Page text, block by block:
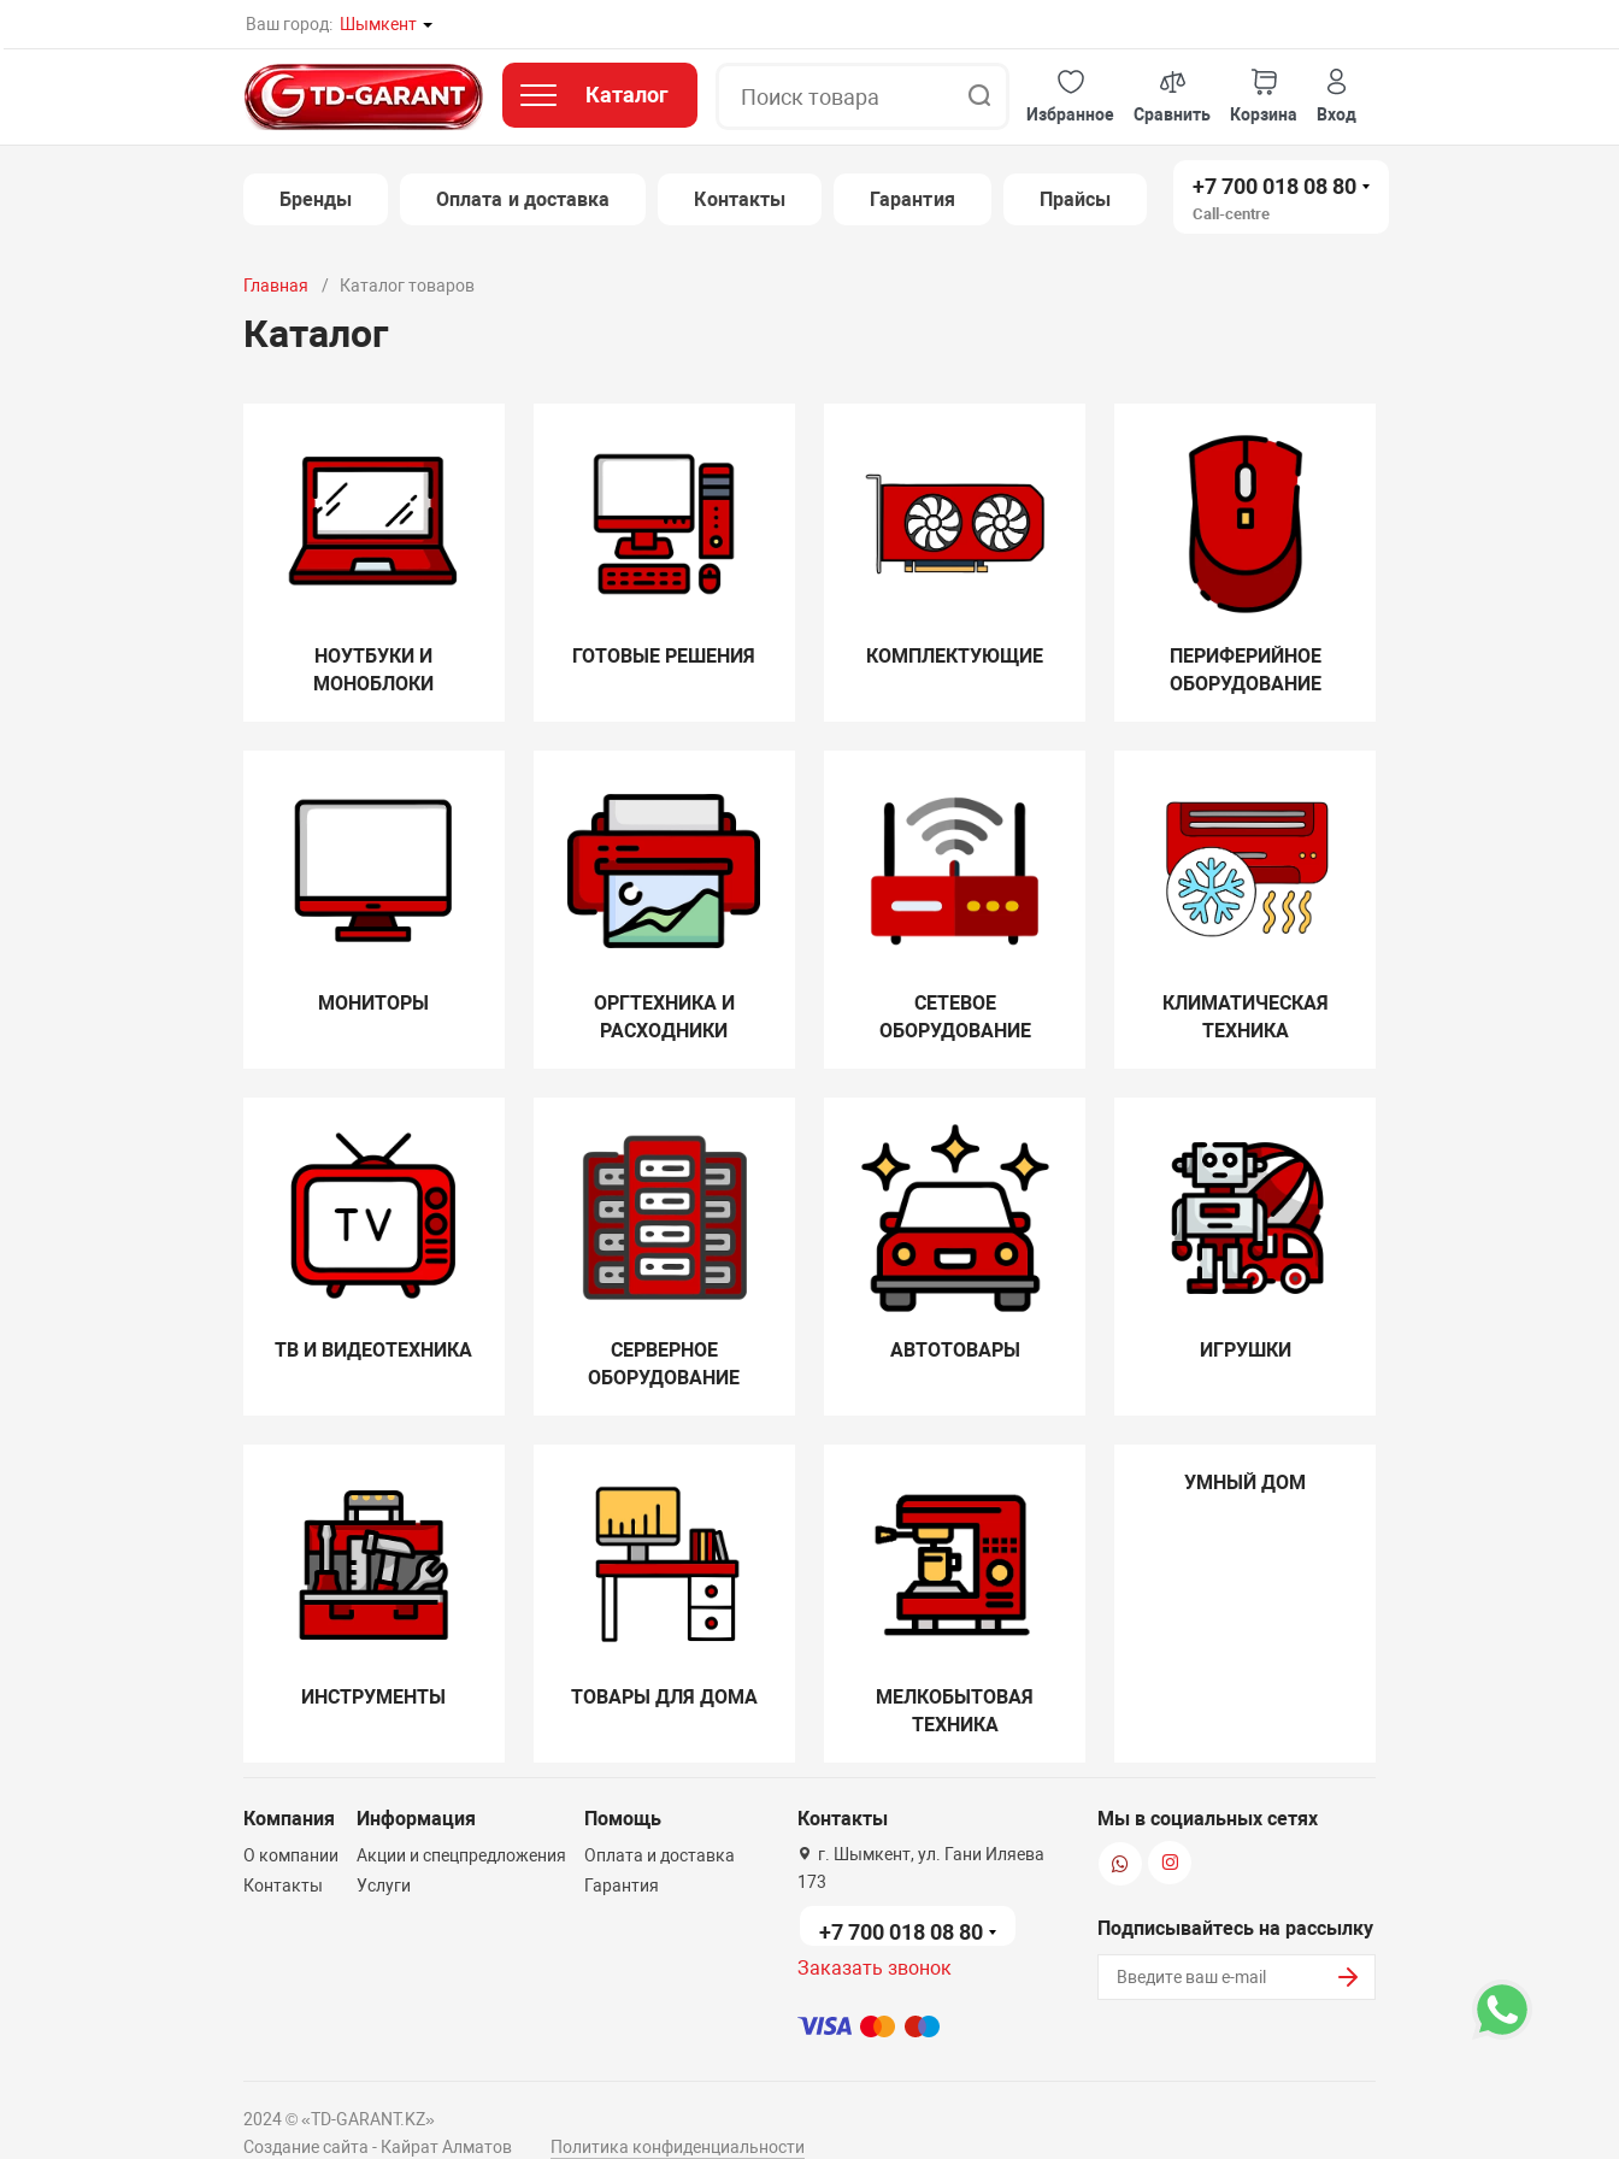
Ваш город: Шымкент
Каталог
Избранное
Сравнить Корзина Вход
Бренды Оплата и доставка Контакты Гарантия Прайсы
+7 700 018 08 80
Call-centre
Главная Каталог товаров
Каталог
НОУТБУКИ И
МОНОБЛОКИ
ГОТОВЫЕ РЕШЕНИЯ КОМПЛЕКТУЮЩИЕ
ПЕРИФЕРИЙНОЕ
ОБОРУДОВАНИЕ
МОНИТОРЫ
ОРГТЕХНИКА И
РАСХОДНИКИ
СЕТЕВОЕ
ОБОРУДОВАНИЕ
КЛИМАТИЧЕСКАЯ
ТЕХНИКА
ТВ И ВИДЕОТЕХНИКА
СЕРВЕРНОЕ
ОБОРУДОВАНИЕ
АВТОТОВАРЫ ИГРУШКИ
ИНСТРУМЕНТЫ ТОВАРЫ ДЛЯ ДОМА
МЕЛКОБЫТОВАЯ
ТЕХНИКА
УМНЫЙ ДОМ
Компания
О компании
Контакты
Информация
Акции и спецпредложения
Услуги
Помощь
Оплата и доставка
Гарантия
Контакты
г. Шымкент, ул. Гани Иляева
173
+7 700 018 08 80
Заказать звонок
Мы в социальных сетях
Подписывайтесь на рассылку
2024 © «TD-GARANT.KZ»
Создание сайта - Кайрат Алматов
Политика конфиденциальности